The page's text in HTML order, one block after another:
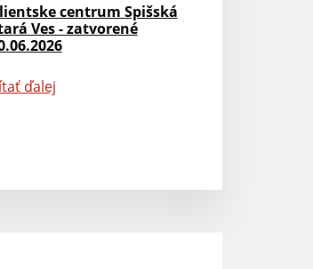
centrum Spišská
Ves - zatvorené
ďalej